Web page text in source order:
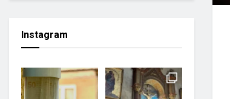
Instagram